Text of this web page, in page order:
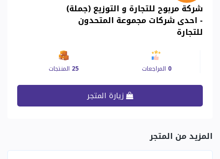
شركة مربوح للتجارة و التوزيع (جملة)
- احدى شركات مجموعة المتحدون
للتجارة
0 المراجعات 25 المنتجات
زيارة المتجر
المزيد من المتجر